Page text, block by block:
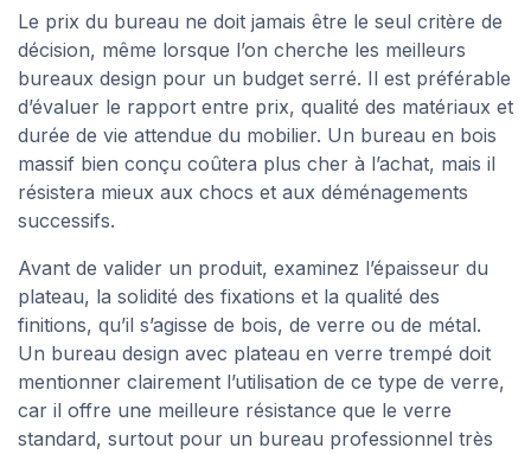
Le prix du bureau ne doit jamais être le seul critère de
décision, même lorsque l’on cherche les meilleurs
bureaux design pour un budget serré. Il est préférable
d’évaluer le rapport entre prix, qualité des matériaux et
durée de vie attendue du mobilier. Un bureau en bois
massif bien conçu coûtera plus cher à l’achat, mais il
résistera mieux aux chocs et aux déménagements
successifs.
Avant de valider un produit, examinez l’épaisseur du
plateau, la solidité des fixations et la qualité des
finitions, qu’il s’agisse de bois, de verre ou de métal.
Un bureau design avec plateau en verre trempé doit
mentionner clairement l’utilisation de ce type de verre,
car il offre une meilleure résistance que le verre
standard, surtout pour un bureau professionnel très